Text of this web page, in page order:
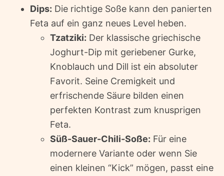
Dips: Die richtige Soße kann den panierten
Feta auf ein ganz neues Level heben.
Tzatziki: Der klassische griechische
Joghurt-Dip mit geriebener Gurke,
Knoblauch und Dill ist ein absoluter
Favorit. Seine Cremigkeit und
erfrischende Säure bilden einen
perfekten Kontrast zum knusprigen
Feta.
Süß-Sauer-Chili-Soße: Für eine
modernere Variante oder wenn Sie
einen kleinen “Kick” mögen, passt eine